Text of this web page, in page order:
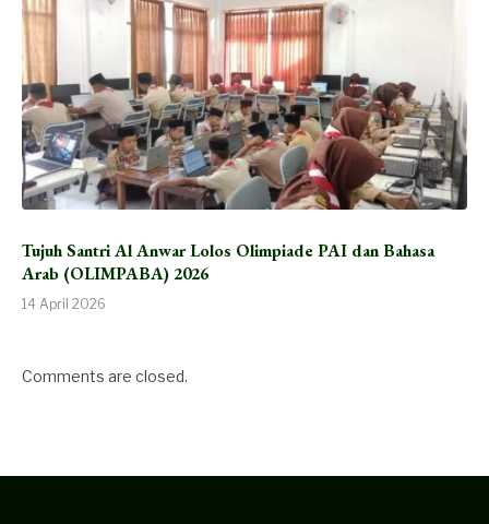
Tujuh Santri Al Anwar Lolos Olimpiade PAI dan Bahasa
Arab (OLIMPABA) 2026
14 April 2026
Comments are closed.